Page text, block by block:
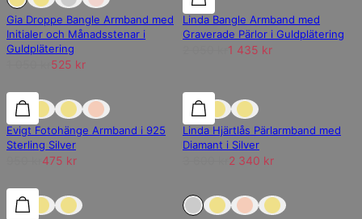
Gia Droppe Bangle Armband med
Initialer och Månadsstenar i
Guldplätering
525 kr
Linda Bangle Armband med
Graverade Pärlor i Guldplätering
1 435 kr
REA REA
Evigt Fotohänge Armband i 925
Sterling Silver
475 kr
35% rabatt
Linda Hjärtlås Pärlarmband med
Diamant i Silver
2 340 kr
30% rabatt 30% rabatt
Slut på lager